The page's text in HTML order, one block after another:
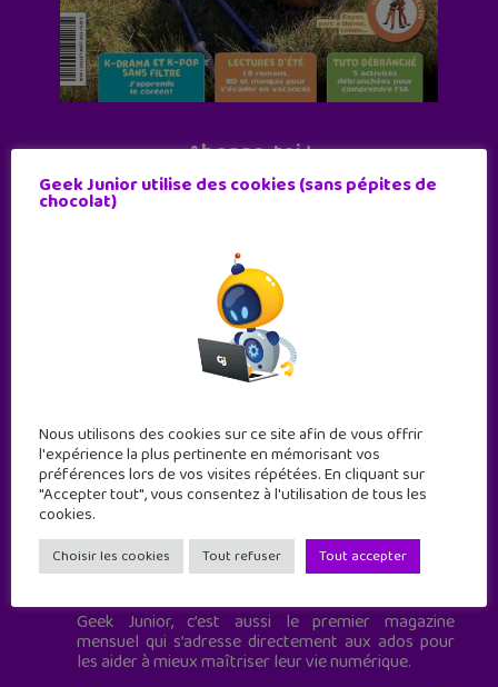
Abonne-toi !
11 numéros par an
JE M'ABONNE !
Geek Junior est le premier site de culture numérique
à destination des adolescents.
Geek Junior, c’est aussi le premier magazine
mensuel qui s’adresse directement aux ados pour
les aider à mieux maîtriser leur vie numérique.
Geek Junior utilise des cookies (sans pépites de
chocolat)
Nous utilisons des cookies sur ce site afin de vous offrir
l'expérience la plus pertinente en mémorisant vos
préférences lors de vos visites répétées. En cliquant sur
"Accepter tout", vous consentez à l'utilisation de tous les
cookies.
Choisir les cookies Tout refuser Tout accepter